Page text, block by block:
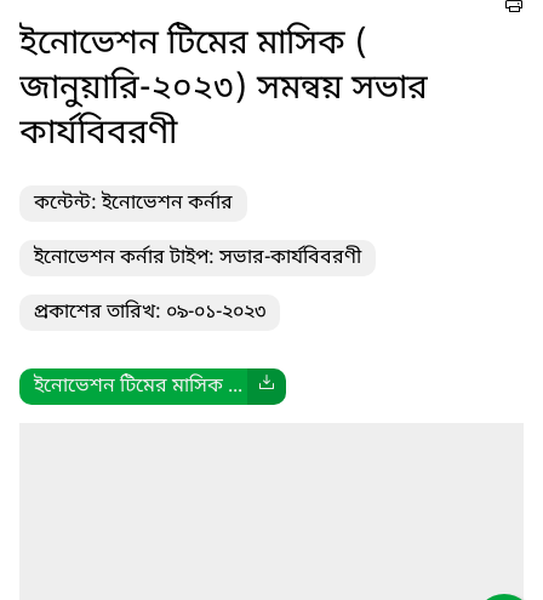
ইনোভেশন টিমের মাসিক (
জানুয়ারি-২০২৩) সমন্বয় সভার
কার্যবিবরণী
কন্টেন্ট: ইনোভেশন কর্নার
ইনোভেশন কর্নার টাইপ: সভার-কার্যবিবরণী
প্রকাশের তারিখ: ০৯-০১-২০২৩
ইনোভেশন টিমের মাসিক ...